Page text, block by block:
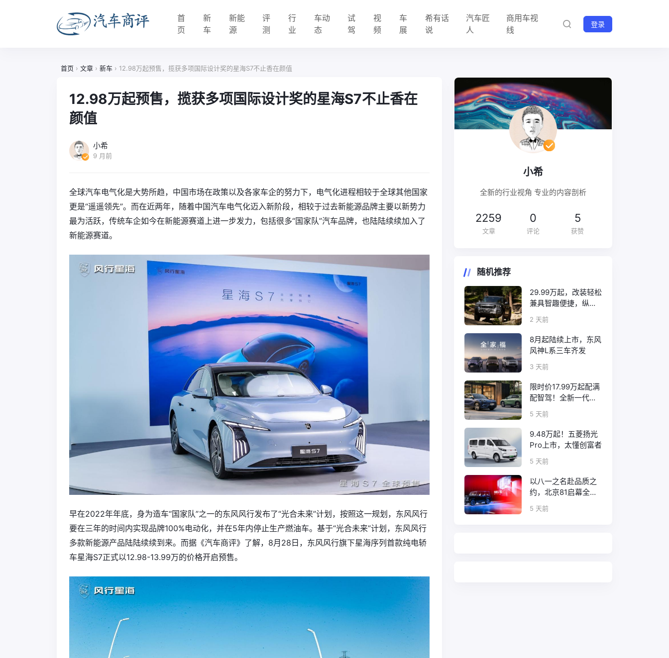
首
页
新
车
新能
源
评
测
行
业
车动
态
试
驾
视
频
车
展
希有话
说
汽车匠
人
商用车视
线
登录
首页 › 文章 › 新车 › 12.98万起预售，揽获多项国际设计奖的星海S7不止香在颜值
12.98万起预售，揽获多项国际设计奖的星海S7不止香在
颜值
小希
9 月前
全球汽车电气化是大势所趋，中国市场在政策以及各家车企的努力下，电气化进程相较于全球其他国家
更是“遥遥领先”。而在近两年，随着中国汽车电气化迈入新阶段，相较于过去新能源品牌主要以新势力
最为活跃，传统车企如今在新能源赛道上进一步发力，包括很多“国家队”汽车品牌，也陆陆续续加入了
新能源赛道。
早在2022年年底，身为造车“国家队”之一的东风风行发布了“光合未来”计划，按照这一规划，东风风行
要在三年的时间内实现品牌100%电动化，并在5年内停止生产燃油车。基于“光合未来”计划，东风风行
多款新能源产品陆陆续续到来。而据《汽车商评》了解，8月28日，东风风行旗下星海序列首款纯电轿
车星海S7正式以12.98-13.99万的价格开启预售。
小希
全新的行业视角 专业的内容剖析
2259
文章
0
评论
5
获赞
随机推荐
29.99万起，改装轻松
兼具智趣便捷，纵横
F700上市
2 天前
8月起陆续上市，东风
风神L系三车齐发
3 天前
限时价17.99万起配满
配智驾！全新一代天
工08正式上市
5 天前
9.48万起！五菱扬光
Pro上市，太懂创富者
5 天前
以八一之名赴品质之
约，北京81启幕全新
口碑征程
5 天前